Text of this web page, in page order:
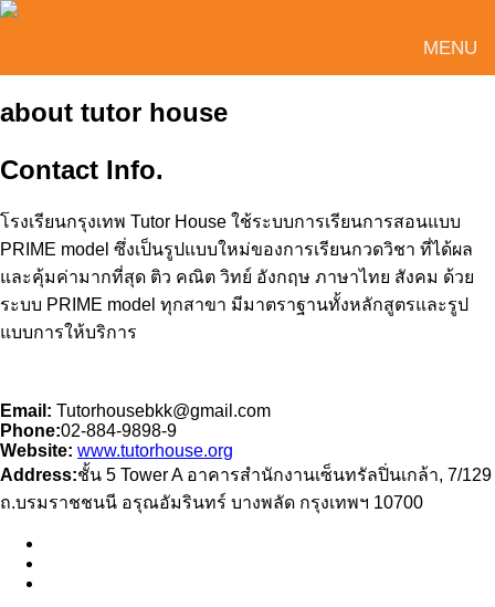
MENU
about tutor house
Contact Info.
โรงเรียนกรุงเทพ Tutor House ใช้ระบบการเรียนการสอนแบบ
PRIME model ซึ่งเป็นรูปแบบใหม่ของการเรียนกวดวิชา ที่ได้ผล
และคุ้มค่ามากที่สุด ติว คณิต วิทย์ อังกฤษ ภาษาไทย สังคม ด้วย
ระบบ PRIME model ทุกสาขา มีมาตราฐานทั้งหลักสูตรและรูป
แบบการให้บริการ
Email: Tutorhousebkk@gmail.com
Phone:02-884-9898-9
Website: www.tutorhouse.org
Address:ชั้น 5 Tower A อาคารสำนักงานเซ็นทรัลปิ่นเกล้า, 7/129
ถ.บรมราชชนนี อรุณอัมรินทร์ บางพลัด กรุงเทพฯ 10700